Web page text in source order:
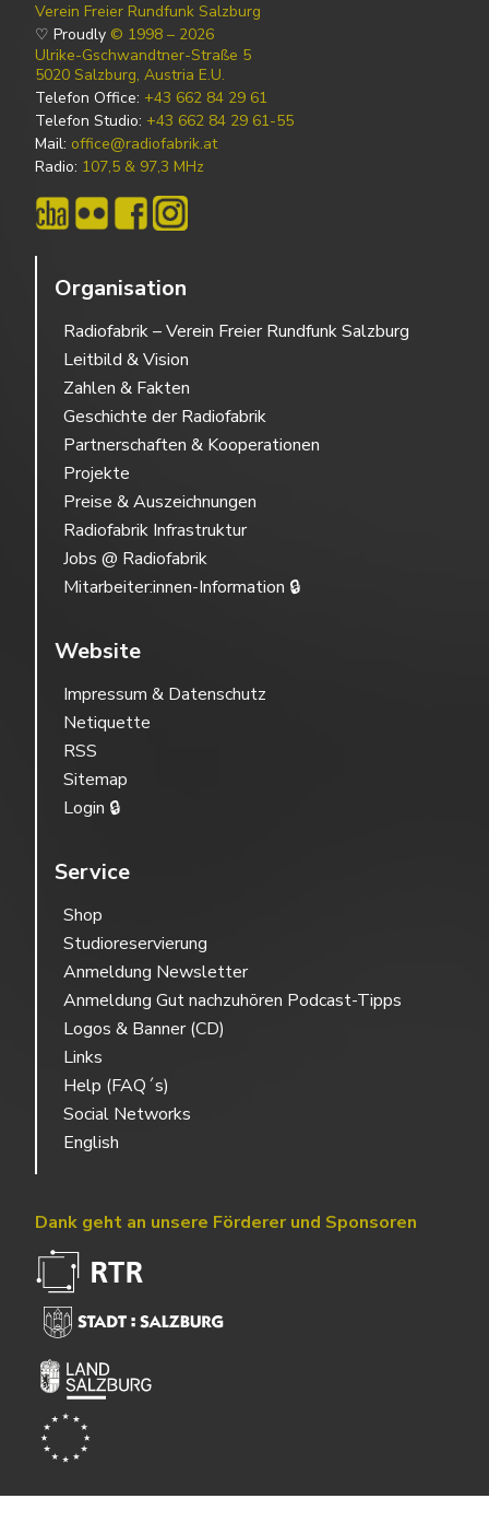
Verein Freier Rundfunk Salzburg
♡ Proudly © 1998 – 2026
Ulrike-Gschwandtner-Straße 5
5020 Salzburg, Austria E.U.
Telefon Office: +43 662 84 29 61
Telefon Studio: +43 662 84 29 61-55
Mail: office@radiofabrik.at
Radio: 107,5 & 97,3 MHz
Organisation
Radiofabrik – Verein Freier Rundfunk Salzburg
Leitbild & Vision
Zahlen & Fakten
Geschichte der Radiofabrik
Partnerschaften & Kooperationen
Projekte
Preise & Auszeichnungen
Radiofabrik Infrastruktur
Jobs @ Radiofabrik
Mitarbeiter:innen-Information 🔒
Website
Impressum & Datenschutz
Netiquette
RSS
Sitemap
Login 🔒
Service
Shop
Studioreservierung
Anmeldung Newsletter
Anmeldung Gut nachzuhören Podcast-Tipps
Logos & Banner (CD)
Links
Help (FAQ´s)
Social Networks
English
Dank geht an unsere Förderer und Sponsoren